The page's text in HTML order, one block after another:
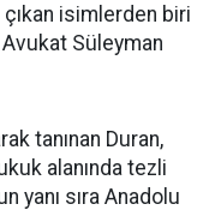
isimlerden biri
Süleyman
tanınan Duran,
alanında tezli
yanı sıra Anadolu